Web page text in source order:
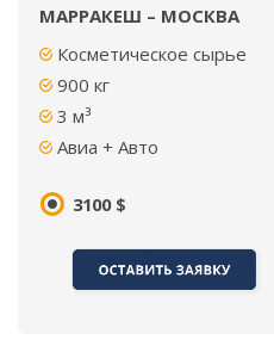
МАРРАКЕШ – МОСКВА
Косметическое сырье
900 кг
3 м³
Авиа + Авто
3100 $